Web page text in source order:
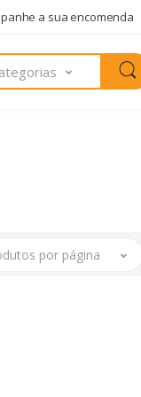
a sua encomenda
por página